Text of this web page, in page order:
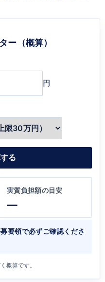
ー（概算）
円
る
実質負担額の目安
—
要領で必ずご確認くださ
概算です。